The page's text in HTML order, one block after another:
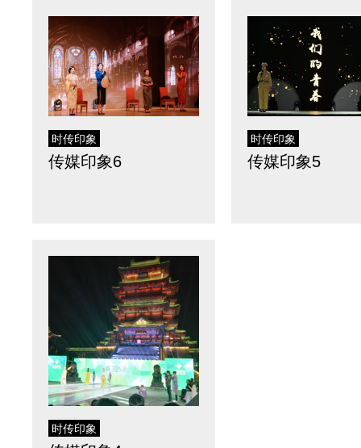
时传印象
传媒印象6
时传印象
传媒印象5
时传印象